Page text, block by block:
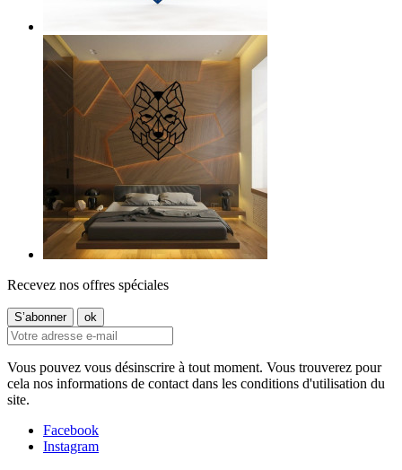
Recevez nos offres spéciales
Vous pouvez vous désinscrire à tout moment. Vous trouverez pour
cela nos informations de contact dans les conditions d'utilisation du
site.
Facebook
Instagram